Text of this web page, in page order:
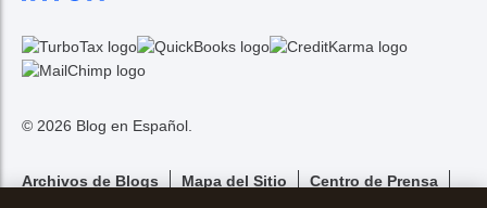
© 2026 Blog en Español.
Archivos de Blogs Mapa del Sitio Centro de Prensa